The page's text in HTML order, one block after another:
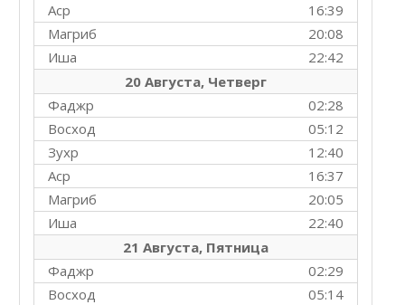
16:39
Аср
20:08
Магриб
22:42
Иша
20 Августа, Четверг
02:28
Фаджр
05:12
Восход
12:40
Зухр
16:37
Аср
20:05
Магриб
22:40
Иша
21 Августа, Пятница
02:29
Фаджр
05:14
Восход